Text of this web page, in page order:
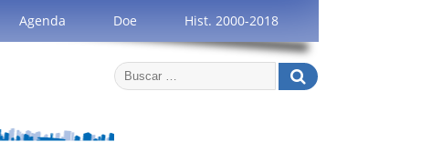
Agenda Doe Hist. 2000-2018